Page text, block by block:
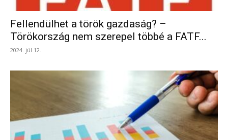
Fellendülhet a török gazdaság? –
Törökország nem szerepel többé a FATF...
2024. júl 12.